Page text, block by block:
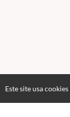
Este site usa